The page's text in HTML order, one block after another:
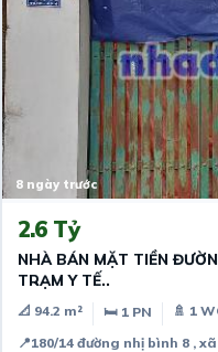
8 ngày trước
2.6 Tỷ
NHÀ BÁN MẶT TIỀN
TRẠM Y TẾ..
📐 94.2 m² 🛏 1 PN
🚿 1
📍180/14 đường nhị bình 8 ,